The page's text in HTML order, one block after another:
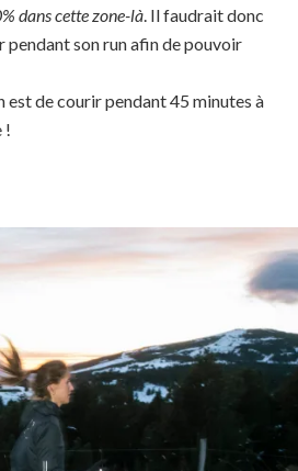
dans cette zone-là . Il faudrait donc
son run afin de pouvoir
est de courir pendant 45 minutes à
!